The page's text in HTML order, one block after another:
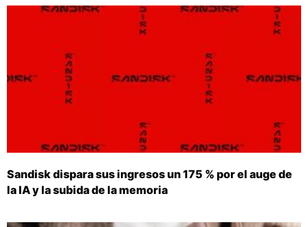
Sandisk dispara sus ingresos un 175 % por el auge de
la IA y la subida de la memoria